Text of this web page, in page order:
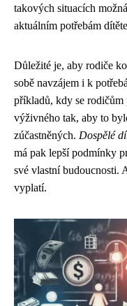
takových situacích
aktuálním potřebám
Důležité je, aby rodiče
sobě navzájem i k
příkladů, kdy se rodičům
výživného tak, aby to
zúčastněných. Dospělé
má pak lepší podmínky
své vlastní budoucnosti.
vyplatí.